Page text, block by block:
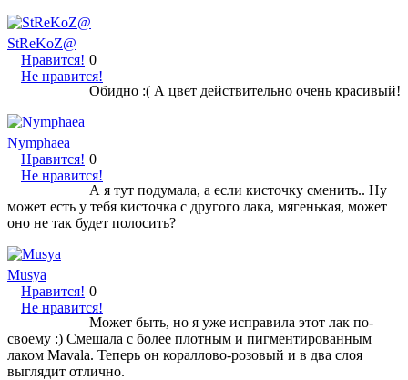
StReKoZ@
Нравится!
Не нравится!
0
Обидно :( А цвет действительно очень красивый!
Nymphaea
Нравится!
Не нравится!
0
А я тут подумала, а если кисточку сменить.. Ну
может есть у тебя кисточка с другого лака, мягенькая, может
оно не так будет полосить?
Musya
Нравится!
Не нравится!
0
Может быть, но я уже исправила этот лак по-
своему :) Смешала с более плотным и пигментированным
лаком Mavala. Теперь он кораллово-розовый и в два слоя
выглядит отлично.